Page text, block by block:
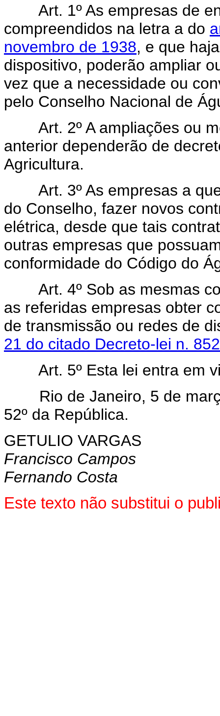
Art. 1º As empresas de
compreendidos na letra a do
novembro de 1938, e que
dispositivo, poderão ampliar
vez que a necessidade ou
pelo Conselho Nacional de
Art. 2º A ampliações ou
anterior dependerão de
Agricultura.
Art. 3º As empresas a
do Conselho, fazer novos
elétrica, desde que tais
outras empresas que
conformidade do Código do
Art. 4º Sob as mesmas
as referidas empresas obter
de transmissão ou redes de
21 do citado Decreto-lei n.
Art. 5º Esta lei entra em
Rio de Janeiro, 5 de
52º da República.
GETULIO VARGAS
Francisco Campos
Fernando Costa
Este texto não substitui o